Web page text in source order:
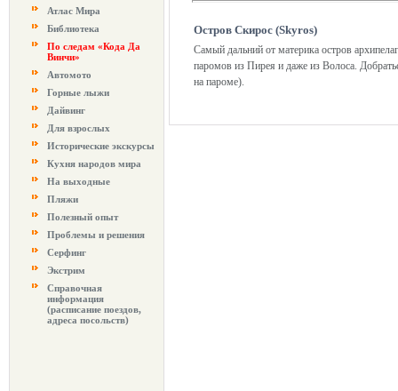
Атлас Мира
Библиотека
По следам «Кода Да
Винчи»
Автомото
Горные лыжи
Дайвинг
Для взрослых
Исторические экскурсы
Кухня народов мира
На выходные
Пляжи
Полезный опыт
Проблемы и решения
Серфинг
Экстрим
Справочная
информация
(расписание поездов,
адреса посольств)
Остров Скирос (Skyros)
Самый дальний от материка остров
паромов из Пирея и даже из Волоса.
на пароме).